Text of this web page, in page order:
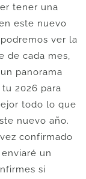
tener una
este nuevo
ver la
de cada mes,
panorama
2026 para
todo lo que
nuevo año.
confirmado
un
si